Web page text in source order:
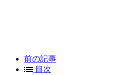
前の記事
目次